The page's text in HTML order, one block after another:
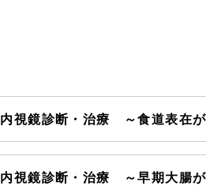
内視鏡診断・治療 ～食道表在
内視鏡診断・治療 ～早期大腸